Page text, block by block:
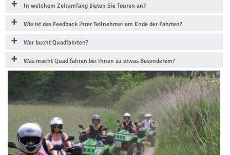
In welchem Zeitumfang bieten Sie Touren an?
Wie ist das Feedback Ihrer Teilnehmer am Ende der Fahrten?
Wer bucht Quadfahrten?
Was macht Quad fahren bei Ihnen zu etwas Besonderem?